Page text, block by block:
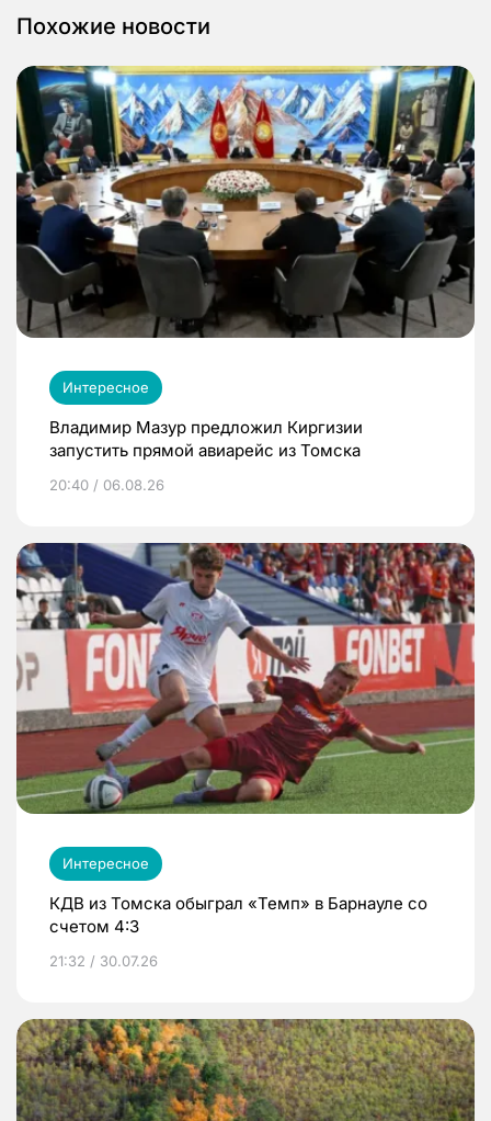
Похожие новости
Интересное
Владимир Мазур предложил Киргизии
запустить прямой авиарейс из Томска
20:40 / 06.08.26
Интересное
КДВ из Томска обыграл «Темп» в Барнауле со
счетом 4:3
21:32 / 30.07.26